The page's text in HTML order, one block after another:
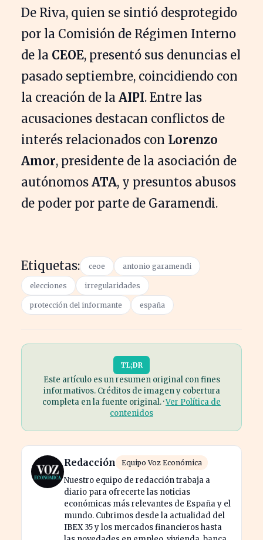
De Riva, quien se sintió desprotegido
por la Comisión de Régimen Interno
de la CEOE, presentó sus denuncias el
pasado septiembre, coincidiendo con
la creación de la AIPI. Entre las
acusaciones destacan conflictos de
interés relacionados con Lorenzo
Amor, presidente de la asociación de
autónomos ATA, y presuntos abusos
de poder por parte de Garamendi.
Etiquetas: ceoe antonio garamendi
elecciones irregularidades
protección del informante españa
TL;DR
Este artículo es un resumen original con fines
informativos. Créditos de imagen y cobertura
completa en la fuente original. ·Ver Política de
contenidos
Redacción Equipo Voz Económica
Nuestro equipo de redacción trabaja a
diario para ofrecerte las noticias
económicas más relevantes de España y el
mundo. Cubrimos desde la actualidad del
IBEX 35 y los mercados financieros hasta